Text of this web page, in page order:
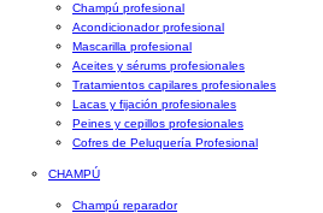
Champú profesional
Acondicionador profesional
Mascarilla profesional
Aceites y sérums profesionales
Tratamientos capilares profesionales
Lacas y fijación profesionales
Peines y cepillos profesionales
Cofres de Peluquería Profesional
CHAMPÚ
Champú reparador